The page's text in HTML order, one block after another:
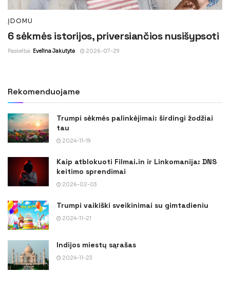
ĮDOMU
6 sėkmės istorijos, priversiančios nusišypsoti
Paskelbė Evelina Jakutytė 2026-07-29
Rekomenduojame
Trumpi sėkmės palinkėjimai: širdingi žodžiai
tau
2024-11-19
Kaip atblokuoti Filmai.in ir Linkomanija: DNS
keitimo sprendimai
2026-02-03
Trumpi vaikiški sveikinimai su gimtadieniu
2024-11-21
Indijos miestų sąrašas
2024-11-23